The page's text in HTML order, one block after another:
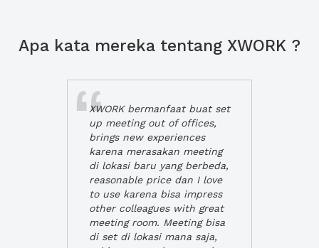
Apa kata mereka tentang XWORK ?
XWORK bermanfaat buat set
up meeting out of offices,
brings new experiences
karena merasakan meeting
di lokasi baru yang berbeda,
reasonable price dan I love
to use karena bisa impress
other colleagues with great
meeting room. Meeting bisa
di set di lokasi mana saja,